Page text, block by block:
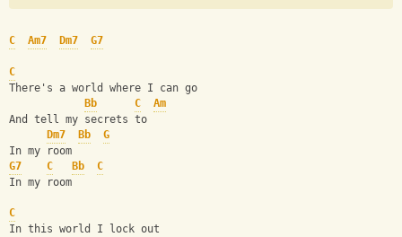
C Am7 Dm7 G7
C
There's a world where I can go
Bb
C
Am
And tell my secrets to
Dm7
Bb
G
In my room
G7
C Bb
C
In my room
C
In this world I lock out